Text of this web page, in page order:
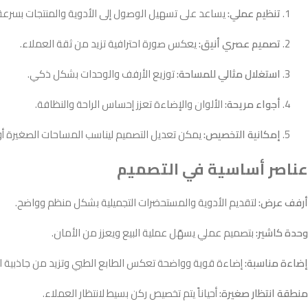
تنظيم عملي:يساعد على تسهيل الوصول إلى الأدوية والمنتجات
تصميم عصري أنيق:يعكس صورة احترافية تزيد من ثقة العملاء.
استغلال مثالي للمساحة:توزيع الأرفف والوحدات بشكل ذكي.
أجواء مريحة:الألوان والإضاءة تعزز إحساس الراحة والنظافة.
إمكانية التخصيص:يمكن تعديل التصميم ليناسب المساحات الصغيرة
عناصر أساسية في التصميم
أرفف عرض:لتقديم الأدوية والمستحضرات التجميلية بشكل منظم وواضح.
وحدة كاشير:بتصميم عملي يسهّل عملية البيع ويعزز من الأمان.
إضاءة مناسبة:إضاءة قوية وواضحة تعكس الطابع الطبي وتزيد من جاذبية
منطقة انتظار صغيرة:أحياناً يتم تخصيص ركن بسيط لانتظار العملاء.